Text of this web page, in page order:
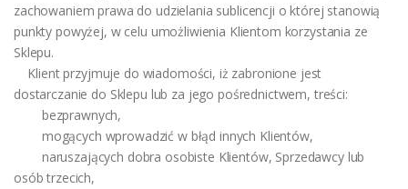
zachowaniem prawa do udzielania sublicencji o której stanowią
punkty powyżej, w celu umożliwienia Klientom korzystania ze
Sklepu.
Klient przyjmuje do wiadomości, iż zabronione jest
dostarczanie do Sklepu lub za jego pośrednictwem, treści:
bezprawnych,
mogących wprowadzić w błąd innych Klientów,
naruszających dobra osobiste Klientów, Sprzedawcy lub
osób trzecich,